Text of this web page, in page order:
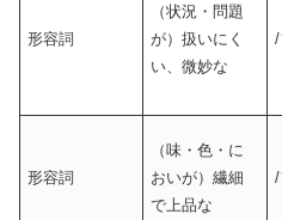
形容詞
（状況・問題
が）扱いにく
い、微妙な
/
形容詞
（味・色・に
おいが）繊細
で上品な
/